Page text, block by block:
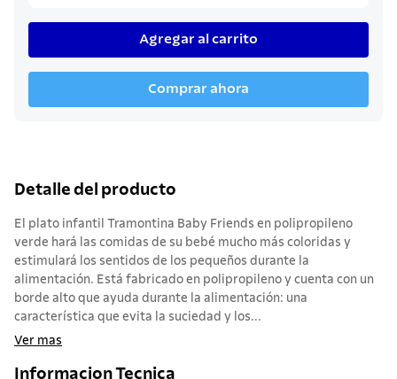
Agregar al carrito
Comprar ahora
Detalle del producto
El plato infantil Tramontina Baby Friends en polipropileno
verde hará las comidas de su bebé mucho más coloridas y
estimulará los sentidos de los pequeños durante la
alimentación. Está fabricado en polipropileno y cuenta con un
borde alto que ayuda durante la alimentación: una
característica que evita la suciedad y los...
Ver mas
Informacion Tecnica